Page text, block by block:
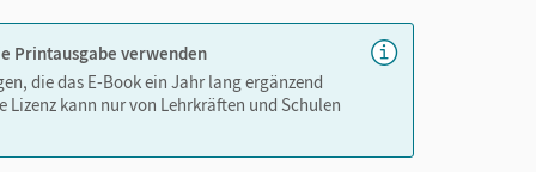
Printausgabe verwenden
die das E-Book ein Jahr lang ergänzend
kann nur von Lehrkräften und Schulen